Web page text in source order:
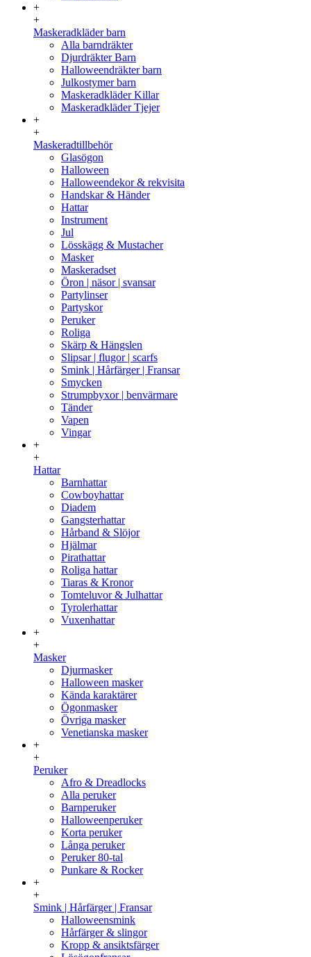
+
+
Maskeradkläder barn
Alla barndräkter
Djurdräkter Barn
Halloweendräkter barn
Julkostymer barn
Maskeradkläder Killar
Maskeradkläder Tjejer
+
+
Maskeradtillbehör
Glasögon
Halloween
Halloweendekor & rekvisita
Handskar & Händer
Hattar
Instrument
Jul
Lösskägg & Mustacher
Masker
Maskeradset
Öron | näsor | svansar
Partylinser
Partyskor
Peruker
Roliga
Skärp & Hängslen
Slipsar | flugor | scarfs
Smink | Hårfärger | Fransar
Smycken
Strumpbyxor | benvärmare
Tänder
Vapen
Vingar
+
+
Hattar
Barnhattar
Cowboyhattar
Diadem
Gangsterhattar
Hårband & Slöjor
Hjälmar
Pirathattar
Roliga hattar
Tiaras & Kronor
Tomteluvor & Julhattar
Tyrolerhattar
Vuxenhattar
+
+
Masker
Djurmasker
Halloween masker
Kända karaktärer
Ögonmasker
Övriga masker
Venetianska masker
+
+
Peruker
Afro & Dreadlocks
Alla peruker
Barnperuker
Halloweenperuker
Korta peruker
Långa peruker
Peruker 80-tal
Punkare & Rocker
+
+
Smink | Hårfärger | Fransar
Halloweensmink
Hårfärger & slingor
Kropp & ansiktsfärger